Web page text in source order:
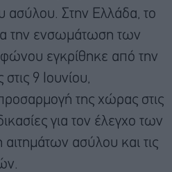
ασύλου. Στην Ελλάδα, το
την ενσωμάτωση των
εγκρίθηκε από την
9 Ιουνίου,
της χώρας στις
για τον έλεγχο των
ασύλου και τις